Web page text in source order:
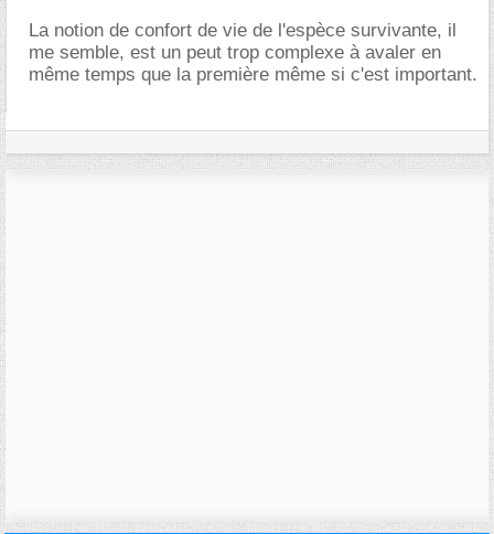
La notion de confort de vie de l'espèce survivante, il
me semble, est un peut trop complexe à avaler en
même temps que la première même si c'est important.